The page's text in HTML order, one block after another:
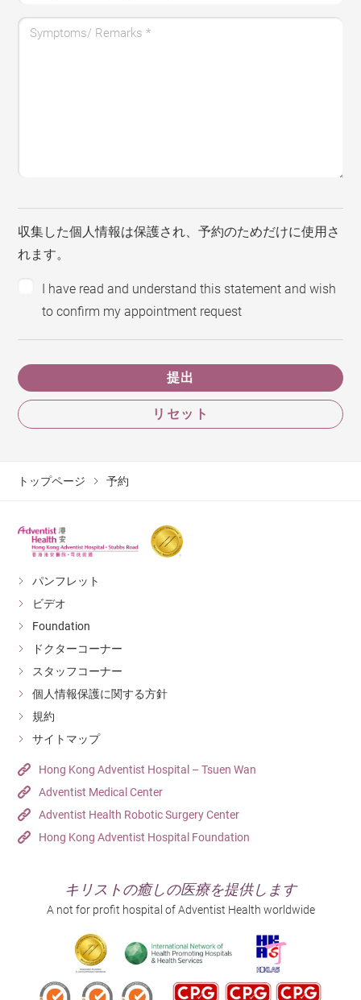
Symptoms/ Remarks*
収集した個人情報は保護され、予約のためだけに使用さ
れます。
I have read and understand this statement and wish
to confirm my appointment request
提出
リセット
トップページ 予約
パンフレット
ビデオ
Foundation
ドクターコーナー
スタッフコーナー
個人情報保護に関する方針
規約
サイトマップ
Hong Kong Adventist Hospital – Tsuen Wan
Adventist Medical Center
Adventist Health Robotic Surgery Center
Hong Kong Adventist Hospital Foundation
キリストの癒しの医療を提供します
A not for profit hospital of Adventist Health worldwide